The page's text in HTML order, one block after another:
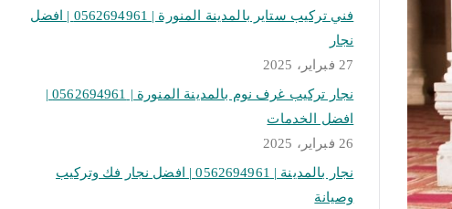
فني تركيب ستاير بالمدينة المنورة | 0562694961 | افضل
نجار
27 فبراير، 2025
نجار تركيب غرف نوم بالمدينة المنورة | 0562694961 |
افضل الخدمات
26 فبراير، 2025
نجار بالمدينة | 0562694961 | افضل نجار فك وتركيب
وصيانة